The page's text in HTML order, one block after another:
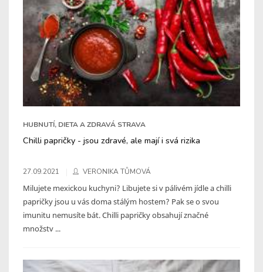
HUBNUTÍ, DIETA A ZDRAVÁ STRAVA
Chilli papričky - jsou zdravé, ale mají i svá rizika
27.09.2021 VERONIKA TŮMOVÁ
Milujete mexickou kuchyni? Libujete si v pálivém jídle a chilli
papričky jsou u vás doma stálým hostem? Pak se o svou
imunitu nemusíte bát. Chilli papričky obsahují značné
množstv ...